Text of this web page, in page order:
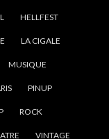
HELLFEST
LA CIGALE
MUSIQUE
PINUP
ROCK
VINTAGE